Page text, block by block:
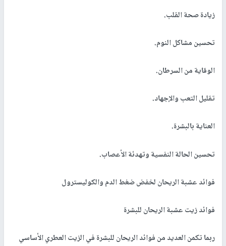
زيادة صحة القلب.
تحسين مشاكل النوم.
الوقاية من السرطان.
تقليل التعب والإجهاد.
العناية بالبشرة.
تحسين الحالة النفسية وتهدئة الأعصاب.
فوائد عشبة الريحان لخفض ضغط الدم والكوليسترول
فوائد زيت عشبة الريحان للبشرة
ربما تكمن العديد من فوائد الريحان للبشرة في الزيت العطري الأساسي